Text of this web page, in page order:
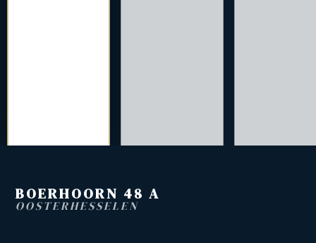
BOERHOORN 48 A
OOSTERHESSELEN